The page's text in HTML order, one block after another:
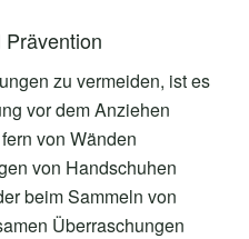
zu vermeiden, ist es
vor dem Anziehen
von Wänden
von Handschuhen
beim Sammeln von
Überraschungen